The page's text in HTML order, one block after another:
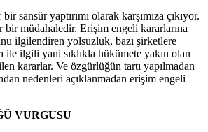
sansür yaptırımı olarak karşımıza çıkıyor.
bir müdahaledir. Erişim engeli kararlarına
ilgilendiren yolsuzluk, bazı şirketlere
ile ilgili yani sıklıkla hükümete yakın olan
kararlar. Ve özgürlüğün tartı yapılmadan
nedenleri açıklanmadan erişim engeli
VURGUSU